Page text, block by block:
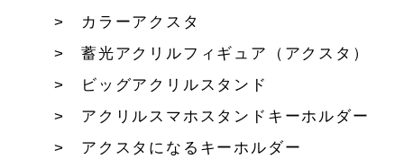
カラーアクスタ
蓄光アクリルフィギュア（アクスタ）
ビッグアクリルスタンド
アクリルスマホスタンドキーホルダー
アクスタになるキーホルダー